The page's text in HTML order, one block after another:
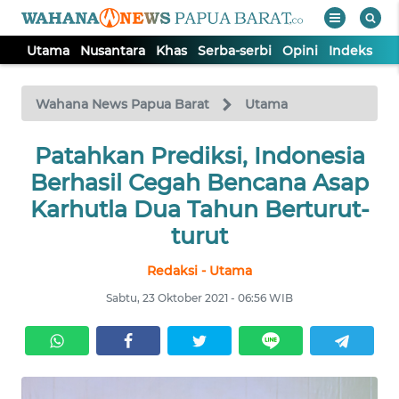
Utama Nusantara Khas Serba-serbi Opini Indeks
Wahana News Papua Barat Utama
Patahkan Prediksi, Indonesia
Berhasil Cegah Bencana Asap
Karhutla Dua Tahun Berturut-
turut
Redaksi - Utama
Sabtu, 23 Oktober 2021 - 06:56 WIB
TV
Tutup
UTAMA
NUSANTARA
SERBI
OPINI